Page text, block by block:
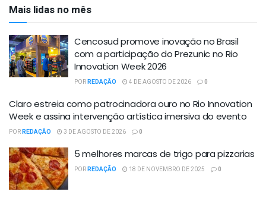
Mais lidas no mês
Cencosud promove inovação no Brasil
com a participação do Prezunic no Rio
Innovation Week 2026
PORREDAÇÃO 4 DE AGOSTO DE 2026 0
Claro estreia como patrocinadora ouro no Rio Innovation
Week e assina intervenção artística imersiva do evento
PORREDAÇÃO 3 DE AGOSTO DE 2026 0
5 melhores marcas de trigo para pizzarias
PORREDAÇÃO 18 DE NOVEMBRO DE 2025 0